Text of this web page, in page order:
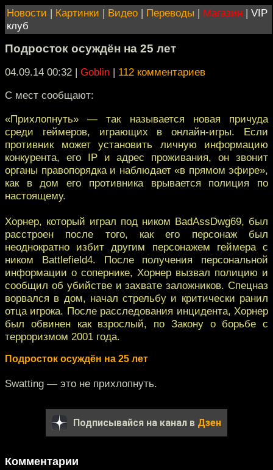
Новости | Картинки | Видео | Переводы | Магазин | VIP
клуб
Подросток осуждён на 25 лет
04.09.14 00:32 | Goblin | 112 комментариев
С мест сообщают:
«Прихлопнуть» — так называется новая причуда
среди геймеров, играющих в онлайн-игры. Если
противник может установить личную информацию
конкурента, его IP и адрес проживания, он звонит
органы правопорядка и наблюдает «в прямом эфире»,
как в дом его противника врывается полиция по
настоящему.
Хорнер, который играл под ником BadAssDwg69, был
расстроен после того, как его персонаж был
неоднократно избит другим персонажем геймера с
ником Battlefield4. После получения персональной
информации о сопернике, Хорнер вызвал полицию и
сообщил об убийстве и захвате заложников. Спецназ
ворвался в дом, начал стрельбу и критически ранил
отца игрока. После расследования инцидента, Хорнер
был обвинен как взрослый, по Закону о борьбе с
терроризмом 2001 года.
Подросток осуждён на 25 лет
Swatting — это не прихлопнуть.
Подписывайся на канал в Дзен
Комментарии